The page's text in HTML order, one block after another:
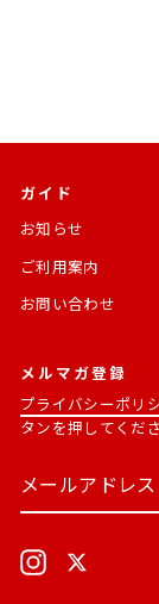
ガイド
お知らせ
ご利用案内
お問い合わせ
メルマガ登録
プライバシーポリ
タンを押してくださ
ー
レ
ス
読
Instagram